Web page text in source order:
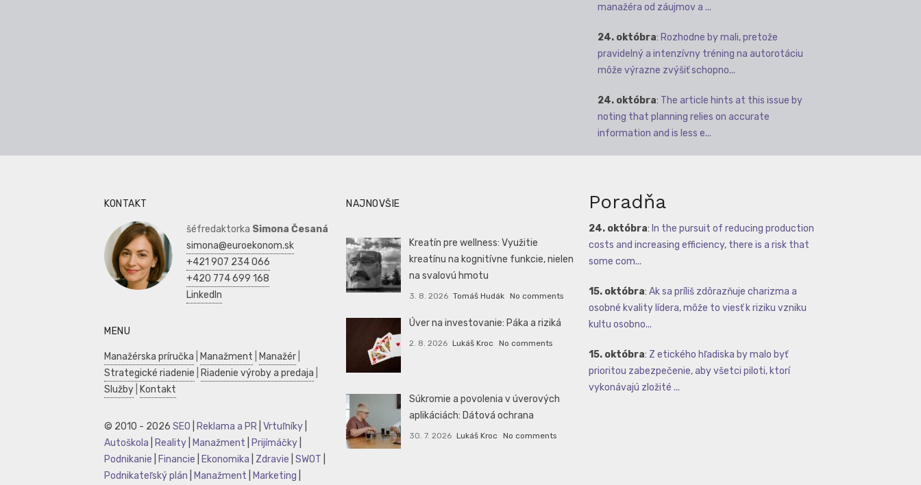
manažéra od záujmov a ...
24. októbra: Rozhodne by mali, pretože
pravidelný a intenzívny tréning na autorotáciu
môže výrazne zvýšiť schopno...
24. októbra: The article hints at this issue by
noting that planning relies on accurate
information and is less e...
KONTAKT
šéfredaktorka Simona Česaná
simona@euroekonom.sk
+421 907 234 066
+420 774 699 168
LinkedIn
MENU
Manažérska príručka Manažment Manažér
Strategické riadenie
Riadenie výroby a predaja
Služby
Kontakt
© 2010 - 2026 SEO Reklama a PR Vrtuľníky
Autoškola
Reality Manažment Prijímáčky
Podnikanie
Financie Ekonomika Zdravie SWOT
Podnikateľský plán
Manažment Marketing
NAJNOVŠIE
Kreatín pre wellness: Využitie
kreatínu na kognitívne funkcie, nielen
na svalovú hmotu
3. 8. 2026 Tomáš Hudák No comments
Úver na investovanie: Páka a riziká
2. 8. 2026 Lukáš Kroc No comments
Súkromie a povolenia v úverových
aplikáciách: Dátová ochrana
30. 7. 2026 Lukáš Kroc No comments
Poradňa
24. októbra: In the pursuit of reducing production
costs and increasing efficiency, there is a risk that
some com...
15. októbra: Ak sa príliš zdôrazňuje charizma a
osobné kvality lídera, môže to viesť k riziku vzniku
kultu osobno...
15. októbra: Z etického hľadiska by malo byť
prioritou zabezpečenie, aby všetci piloti, ktorí
vykonávajú zložité ...